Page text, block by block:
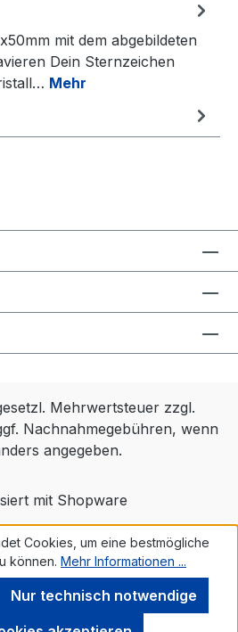
mit dem abgebildeten
Dein Sternzeichen
Mehr
Mehrwertsteuer zzgl.
Nachnahmegebühren, wenn
angegeben.
mit Shopware
Cookies, um eine bestmögliche
können. Mehr Informationen ...
Nur technisch notwendige